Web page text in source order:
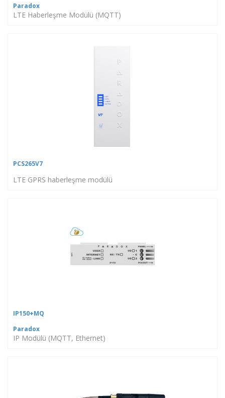
Paradox
LTE Haberleşme Modülü (MQTT)
PCS265V7
LTE GPRS haberleşme modülü
IP150+MQ
Paradox
IP Modülü (MQTT, Ethernet)